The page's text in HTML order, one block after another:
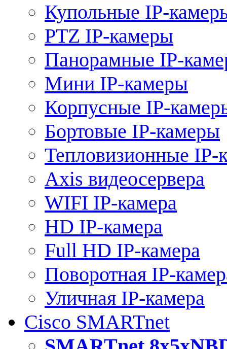
Купольные IP-
PTZ IP-камеры
Панорамные IP-
Мини IP-камеры
Корпусные IP-
Бортовые IP-камеры
Тепловизионные IP-
Axis видеосервера
WIFI IP-камера
HD IP-камера
Full HD IP-камера
Поворотная IP-
Уличная IP-камера
Cisco SMARTnet